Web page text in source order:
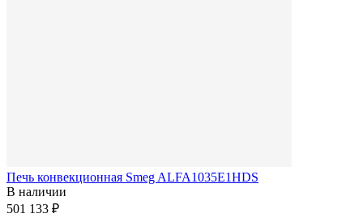
Печь конвекционная Smeg ALFA1035E1HDS
В наличии
501 133 ₽